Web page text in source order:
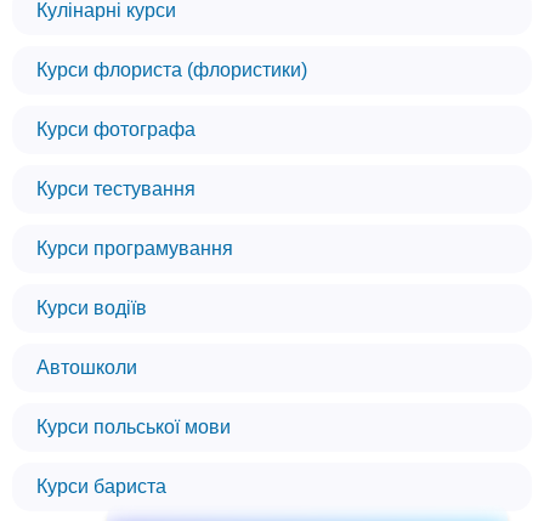
Кулінарні курси
Курси флориста (флористики)
Курси фотографа
Курси тестування
Курси програмування
Курси водіїв
Автошколи
Курси польської мови
Курси бариста